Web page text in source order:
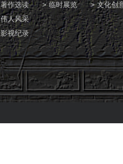
著作选读
伟人风采
影视纪录
临时展览
文化创